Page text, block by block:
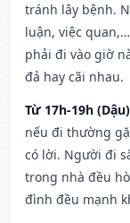
tránh lây bệnh.
luận, việc
phải đi vào giờ
đả hay cãi nhau.
Từ 17h-19h
nếu đi thường
có lời. Người đi
trong nhà đều
đình đều mạnh